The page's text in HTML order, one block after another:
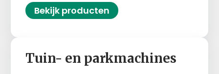
Bekijk producten
Tuin- en parkmachines